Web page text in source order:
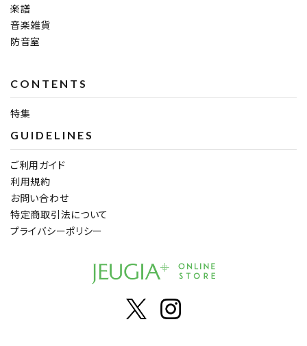
楽譜
音楽雑貨
防音室
CONTENTS
特集
GUIDELINES
ご利用ガイド
利用規約
お問い合わせ
特定商取引法について
プライバシーポリシー